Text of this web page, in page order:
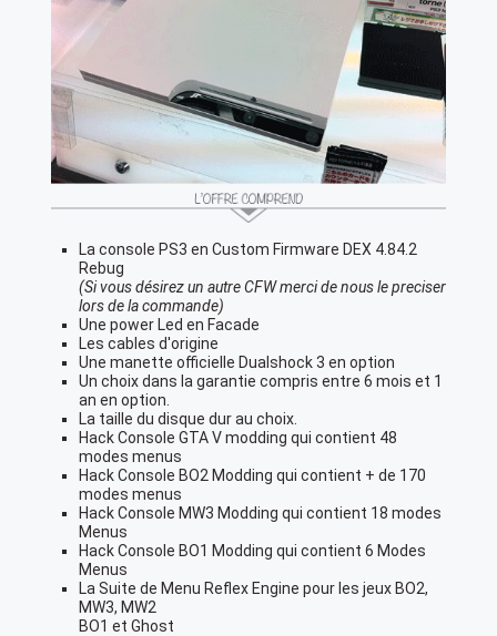
La console PS3 en Custom Firmware DEX 4.84.2
Rebug
(Si vous désirez un autre CFW merci de nous le preciser
lors de la commande)
Une power Led en Facade
Les cables d'origine
Une manette officielle Dualshock 3 en option
Un choix dans la garantie compris entre 6 mois et 1
an en option.
La taille du disque dur au choix.
Hack Console GTA V modding qui contient 48
modes menus
Hack Console BO2 Modding qui contient + de 170
modes menus
Hack Console MW3 Modding qui contient 18 modes
Menus
Hack Console BO1 Modding qui contient 6 Modes
Menus
La Suite de Menu Reflex Engine pour les jeux BO2,
MW3, MW2
BO1 et Ghost